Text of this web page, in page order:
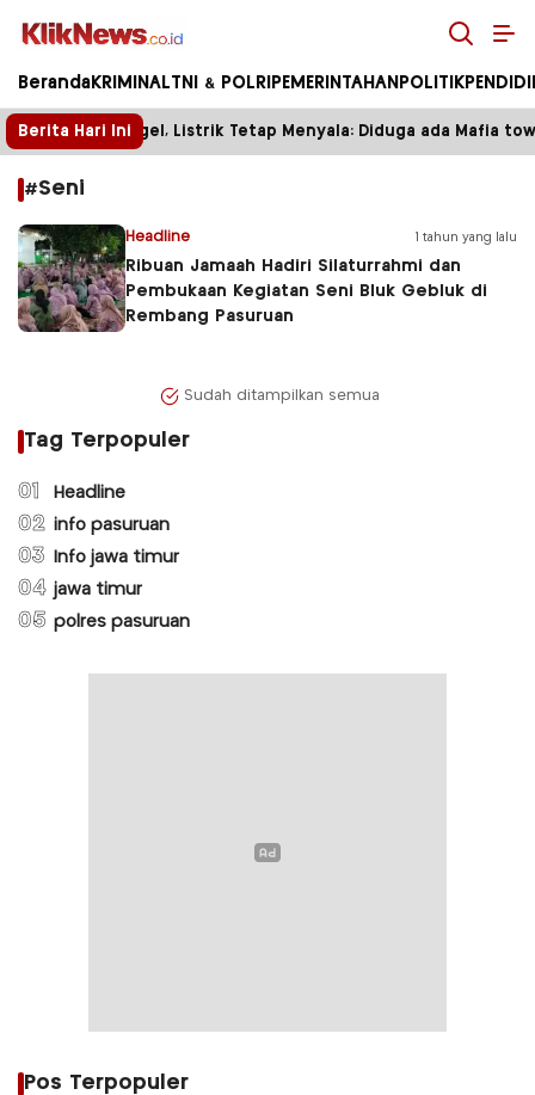
Kliknews.co.id
Beranda KRIMINAL TNI & POLRI PEMERINTAHAN POLITIK
Berita Hari Ini
Tower Disegel, Listrik Tetap Menyala: Diduga ada Mafia
#Seni
Headline 1 tahun yang lalu
Ribuan Jamaah Hadiri Silaturrahmi dan
Pembukaan Kegiatan Seni Bluk Gebluk di
Rembang Pasuruan
Sudah ditampilkan semua
Tag Terpopuler
01 Headline
02 info pasuruan
03 Info jawa timur
04 jawa timur
05 polres pasuruan
Pos Terpopuler